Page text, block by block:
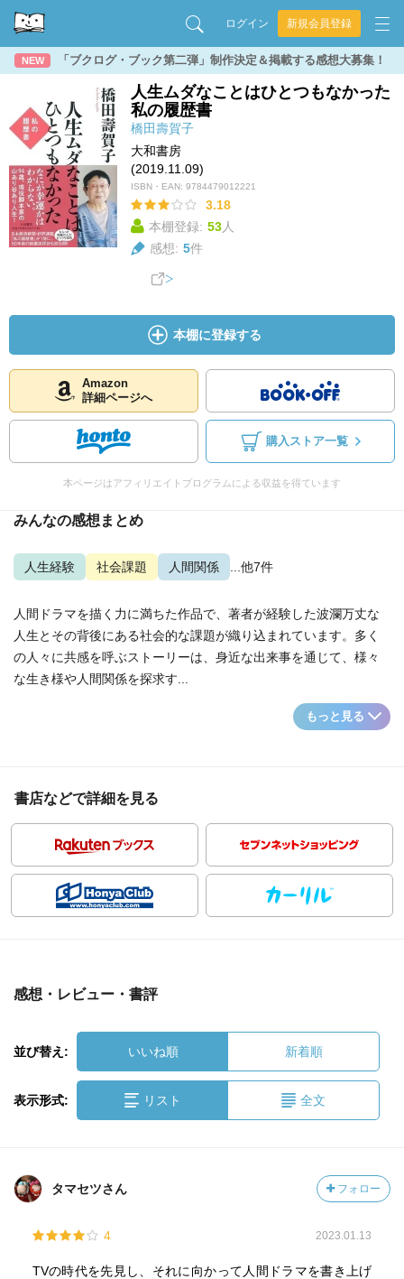
ログイン 新規会員登録
NEW 「ブクログ・ブック第二弾」制作決定＆掲載する感想大募集！
人生ムダなことはひとつもなかった
私の履歴書
橋田壽賀子
大和書房
(2019.11.09)
ISBN・EAN: 9784479012221
3.18
本棚登録: 53人
感想: 5件
本棚に登録する
Amazon
詳細ページへ
購入ストア一覧
本ページはアフィリエイトプログラムによる収益を得ています
みんなの感想まとめ
人生経験 社会課題 人間関係 ...他7件
人間ドラマを描く力に満ちた作品で、著者が経験した波瀾万丈な
人生とその背後にある社会的な課題が織り込まれています。多く
の人々に共感を呼ぶストーリーは、身近な出来事を通じて、様々
な生き様や人間関係を探求す...
もっと見る
書店などで詳細を見る
感想・レビュー・書評
並び替え: いいね順 新着順
表示形式: リスト 全文
タマセツさん フォロー
4 2023.01.13
TVの時代を先見し、それに向かって人間ドラマを書き上げ